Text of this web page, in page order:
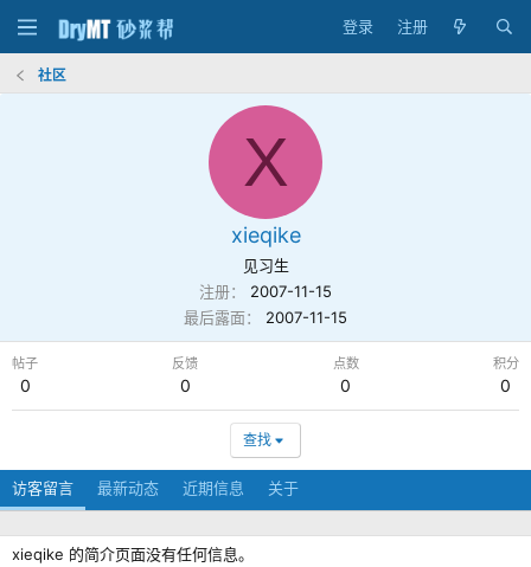
登录 注册
社区
X
xieqike
见习生
注册
2007-11-15
最后露面
2007-11-15
帖子
0
反馈
0
点数
0
积分
0
查找
访客留言 最新动态 近期信息 关于
xieqike 的简介页面没有任何信息。